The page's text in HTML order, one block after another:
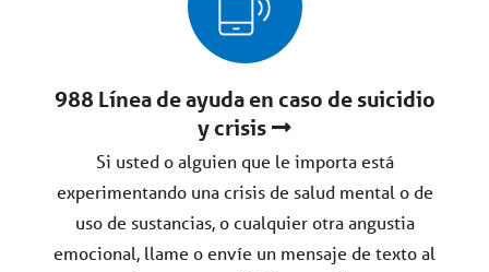
988 Línea de ayuda en caso de suicidio
y crisis
Si usted o alguien que le importa está
experimentando una crisis de salud mental o de
uso de sustancias, o cualquier otra angustia
emocional, llame o envíe un mensaje de texto al